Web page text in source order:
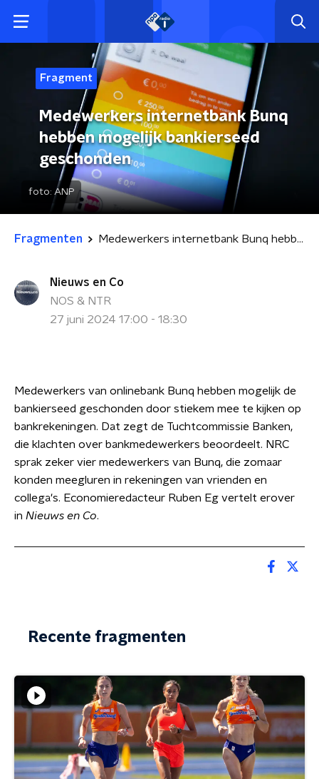
Fragment
Medewerkers internetbank Bunq
hebben mogelijk bankierseed
geschonden
foto: ANP
Fragmenten Medewerkers internetbank Bunq hebben mogelijk bankierseed geschonden
Nieuws en Co
NOS & NTR
27 juni 2024 17:00 - 18:30
Medewerkers van onlinebank Bunq hebben mogelijk de
bankierseed geschonden door stiekem mee te kijken op
bankrekeningen. Dat zegt de Tuchtcommissie Banken,
die klachten over bankmedewerkers beoordeelt. NRC
sprak zeker vier medewerkers van Bunq, die zomaar
konden meegluren in rekeningen van vrienden en
collega's. Economieredacteur Ruben Eg vertelt erover
in Nieuws en Co.
Recente fragmenten